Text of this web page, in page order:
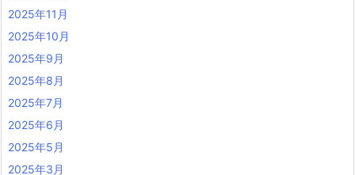
2025年11月
2025年10月
2025年9月
2025年8月
2025年7月
2025年6月
2025年5月
2025年3月